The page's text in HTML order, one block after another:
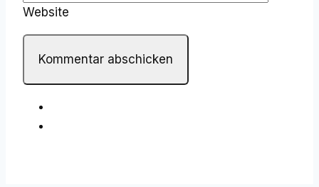
Website